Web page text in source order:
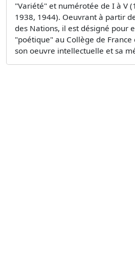
"Variété" et numérotée de I à V
1938, 1944). Oeuvrant à partir
des Nations, il est désigné pour
"poétique" au Collège de
son oeuvre intellectuelle et sa